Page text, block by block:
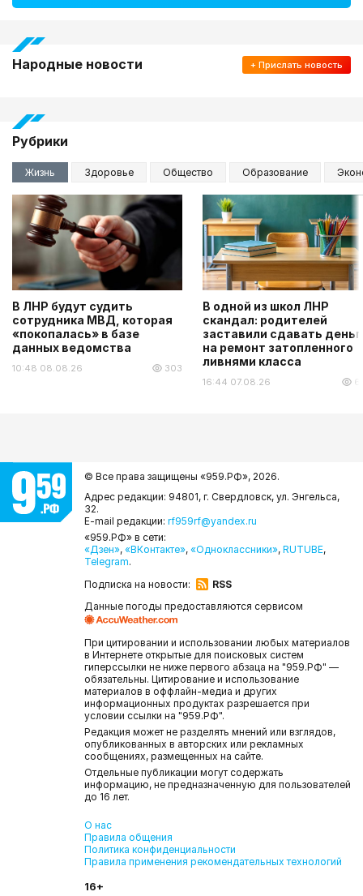
Народные новости + Прислать новость
Рубрики
Жизнь Здоровье Общество Образование
В ЛНР будут судить
сотрудника МВД, которая
«покопалась» в базе
данных ведомства
10:48 08.08.26 303
В одной из школ ЛНР
скандал: родителей
заставили сдавать
на ремонт затопленного
ливнями класса
16:44 07.08.26
© Все права защищены «959.РФ», 2026.
Адрес редакции: 94801, г. Свердловск, ул. Энгельса,
32.
E-mail редакции: rf959rf@yandex.ru
«959.РФ» в сети:
«Дзен», «ВКонтакте», «Одноклассники», RUTUBE,
Telegram.
Подписка на новости:
RSS
Данные погоды предоставляются сервисом
При цитировании и использовании любых материалов
в Интернете открытые для поисковых систем
гиперссылки не ниже первого абзаца на "959.РФ" —
обязательны. Цитирование и использование
материалов в оффлайн-медиа и других
информационных продуктах разрешается при
условии ссылки на "959.РФ".
Редакция может не разделять мнений или взглядов,
опубликованных в авторских или рекламных
сообщениях, размещенных на сайте.
Отдельные публикации могут содержать
информацию, не предназначенную для пользователей
до 16 лет.
О нас
Правила общения
Политика конфиденциальности
Правила применения рекомендательных технологий
16+